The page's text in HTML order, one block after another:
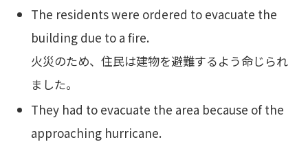
The residents were ordered to evacuate the
building due to a fire.
火災のため、住民は建物を避難するよう命じられ
ました。
They had to evacuate the area because of the
approaching hurricane.